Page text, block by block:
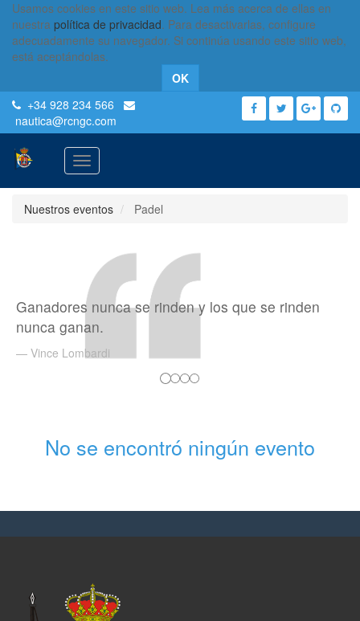
Usamos cookies en este sitio web. Lea más acerca de ellas en
nuestra política de privacidad. Para desactivarlas, configure
adecuadamente su navegador. Si continúa usando este sitio web,
está aceptándolas.
OK
+34 928 234 566
nautica@rcngc.com
Activar
navegación
Nuestros eventos
Padel
Ganadores nunca se rinden y los que se rinden
nunca ganan.
Vince Lombardi
No se encontró ningún evento